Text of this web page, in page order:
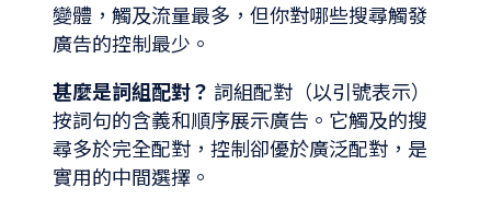
變體，觸及流量最多，但你對哪些搜尋觸發
廣告的控制最少。
甚麼是詞組配對？ 詞組配對（以引號表示）
按詞句的含義和順序展示廣告。它觸及的搜
尋多於完全配對，控制卻優於廣泛配對，是
實用的中間選擇。